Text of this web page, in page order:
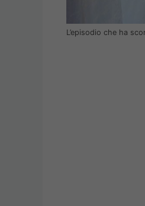
L’episodio che ha